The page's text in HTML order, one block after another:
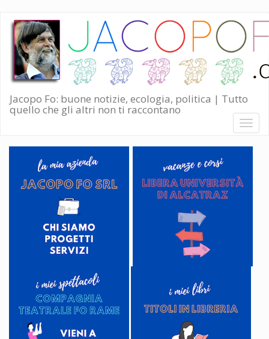
Salta
contenuto
principale
Jacopo Fo: buone notizie, ecologia, politica | Tutto
quello che gli altri non ti raccontano
Toggle